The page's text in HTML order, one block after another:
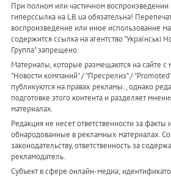
При полном или частичном воспроизведении
гиперссылка на LB.ua обязательна!
воспроизведение или иное использование
содержится ссылка на агентство "Українськi
Группа" запрещено.
Материалы, которые размещаются на сайте с
"Новости компаний" / "Пресрелиз" /
публикуются на правах рекламы. , однако
подготовке этого контента и разделяет
материалах.
Редакция не несет ответственности за
обнародованные в рекламных материалах.
законодательству, ответственность за
рекламодатель.
Субъект в сфере онлайн-медиа;